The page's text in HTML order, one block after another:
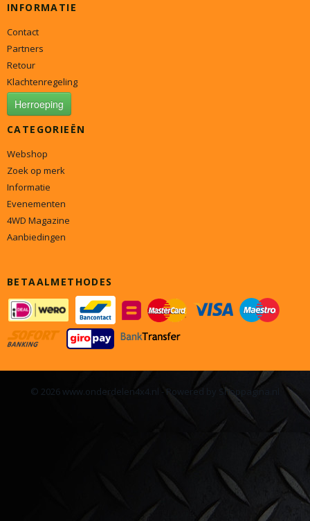
INFORMATIE
Contact
Partners
Retour
Klachtenregeling
Herroeping
CATEGORIEËN
Webshop
Zoek op merk
Informatie
Evenementen
4WD Magazine
Aanbiedingen
BETAALMETHODES
© 2026 www.onderdelen4x4.nl - Powered by Shoppagina.nl